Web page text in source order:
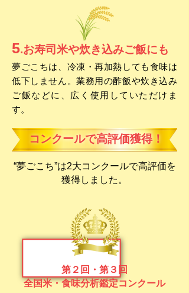
5.お寿司米や炊き込みご飯にも
夢ごこちは、冷凍・再加熱しても食味は
低下しません。業務用の酢飯や炊き込み
ご飯などに、広く使用していただけま
す。
コンクールで高評価獲得！
“​夢ごこち”は2大コンクールで高評価を
獲得しました。
第２回・第３回
全国米・食味分析鑑定コンクール